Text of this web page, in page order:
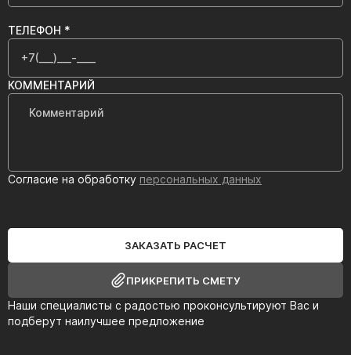
Наши специалисты с радостью проконсультируют Вас и
подберут наилучшее предложение
ТЕЛЕФОН *
КОММЕНТАРИЙ
Согласие на обработку персональных данных
ЗАКАЗАТЬ РАСЧЕТ
ПРИКРЕПИТЬ СМЕТУ